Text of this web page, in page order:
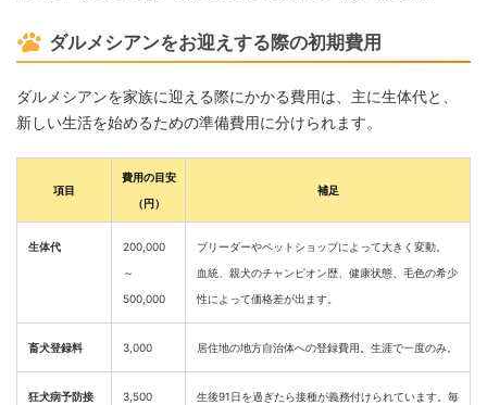
ダルメシアンをお迎えする際の初期費用
ダルメシアンを家族に迎える際にかかる費用は、主に生体代と、
新しい生活を始めるための準備費用に分けられます。
項目
費用の目安
（円）
補足
生体代
200,000
～
500,000
ブリーダーやペットショップによって大きく変動。
血統、親犬のチャンピオン歴、健康状態、毛色の希少
性によって価格差が出ます。
畜犬登録料 3,000 居住地の地方自治体への登録費用。生涯で一度のみ。
狂犬病予防接
3,500
生後91日を過ぎたら接種が義務付けられています。毎